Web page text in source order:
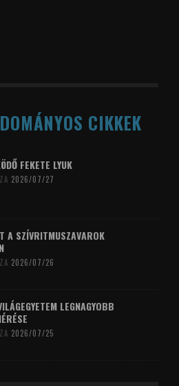
CIKKEK
FEKETE LYUK
2026/07/27
A SZÍVRITMUSZAVAROK
2026/07/26
LEGNAGYOBB
2026/07/25